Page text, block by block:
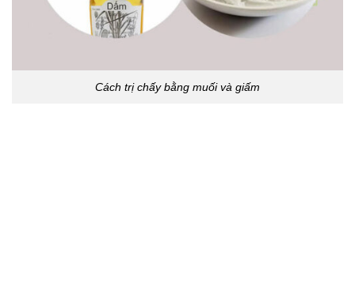
Cách trị chấy bằng muối và giấm